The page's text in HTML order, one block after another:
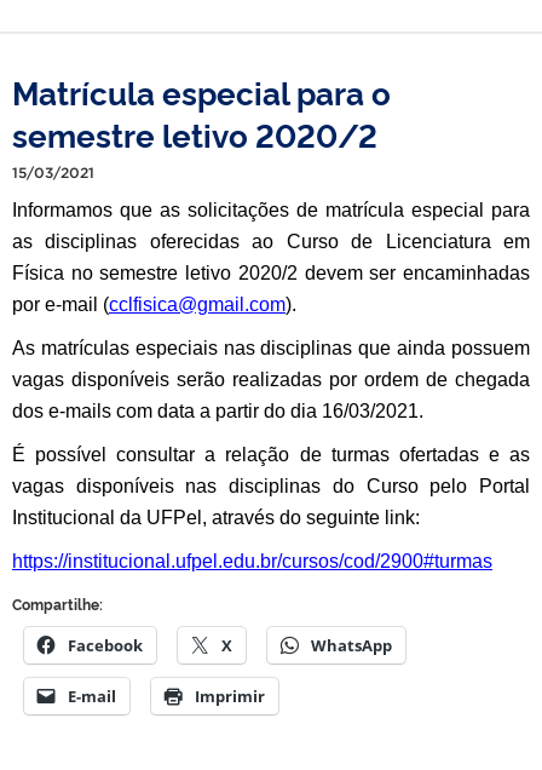
Matrícula especial para o
semestre letivo 2020/2
15/03/2021
Informamos que as solicitações de matrícula especial para
as disciplinas oferecidas ao Curso de Licenciatura em
Física no semestre letivo 2020/2 devem ser encaminhadas
por e-mail (cclfisica@gmail.com).
As matrículas especiais nas disciplinas que ainda possuem
vagas disponíveis serão realizadas por ordem de chegada
dos e-mails com data a partir do dia 16/03/2021.
É possível consultar a relação de turmas ofertadas e as
vagas disponíveis nas disciplinas do Curso pelo Portal
Institucional da UFPel, através do seguinte link:
https://institucional.ufpel.edu.br/cursos/cod/2900#turmas
Compartilhe:
Facebook X WhatsApp
E-mail Imprimir